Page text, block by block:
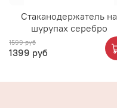
Cтаканодержатель на
шурупах серебро
1599 руб
1399 руб